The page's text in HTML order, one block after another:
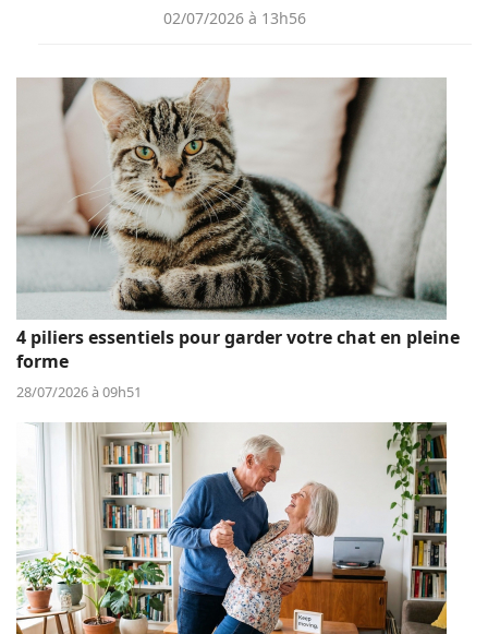
02/07/2026 à 13h56
4 piliers essentiels pour garder votre chat en pleine
forme
28/07/2026 à 09h51